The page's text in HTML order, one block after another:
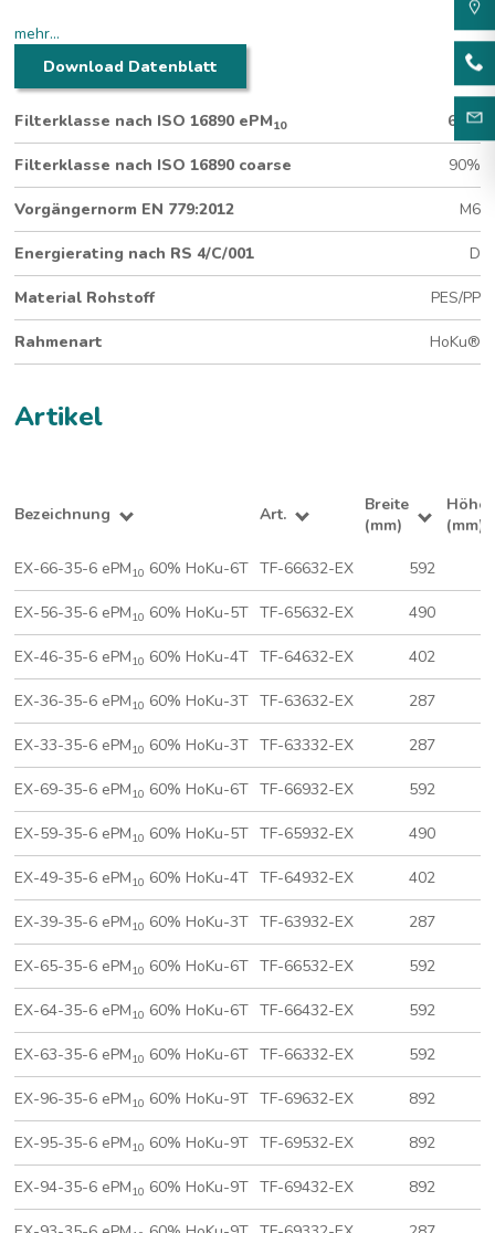
EX geschützter Taschenfilter zum Einsatz in
explosionsgefährdeten Bereichen
Leitfähig, mit Erdungslitze
350 mm Tiefe
6 Taschen (592 x 592 mm)
Hygienegeprüfter HoKu®-Rahmen
mehr...
Download Datenblatt
Filterklasse nach ISO 16890 ePM10 60%
Filterklasse nach ISO 16890 coarse 90%
Vorgängernorm EN 779:2012 M6
Energierating nach RS 4/C/001 D
Material Rohstoff PES/PP
Rahmenart HoKu®
Artikel
Bezeichnung Art.
Breite
(mm)
Höhe
(mm)
EX-66-35-6 ePM10 60% HoKu-6T TF-66632-EX 592
EX-56-35-6 ePM10 60% HoKu-5T TF-65632-EX 490
EX-46-35-6 ePM10 60% HoKu-4T TF-64632-EX 402
EX-36-35-6 ePM10 60% HoKu-3T TF-63632-EX 287
EX-33-35-6 ePM10 60% HoKu-3T TF-63332-EX 287
EX-69-35-6 ePM10 60% HoKu-6T TF-66932-EX 592
EX-59-35-6 ePM10 60% HoKu-5T TF-65932-EX 490
EX-49-35-6 ePM10 60% HoKu-4T TF-64932-EX 402
EX-39-35-6 ePM10 60% HoKu-3T TF-63932-EX 287
EX-65-35-6 ePM10 60% HoKu-6T TF-66532-EX 592
EX-64-35-6 ePM10 60% HoKu-6T TF-66432-EX 592
EX-63-35-6 ePM10 60% HoKu-6T TF-66332-EX 592
EX-96-35-6 ePM10 60% HoKu-9T TF-69632-EX 892
EX-95-35-6 ePM10 60% HoKu-9T TF-69532-EX 892
EX-94-35-6 ePM10 60% HoKu-9T TF-69432-EX 892